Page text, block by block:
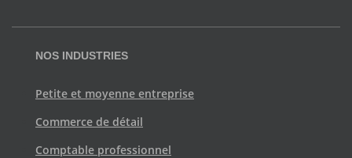
NOS INDUSTRIES
Petite et moyenne entreprise
Commerce de détail
Comptable professionnel